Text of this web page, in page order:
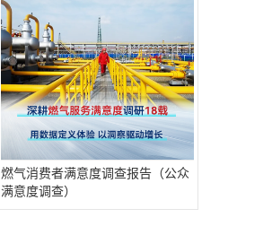
燃气消费者满意度调查报告（公众
满意度调查）